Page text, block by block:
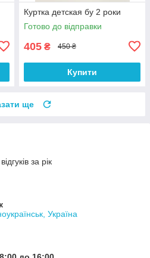
Куртка детская бу 2 роки
Готово до відправки
405 ₴ 450 ₴
Купити
ще
за рік
Україна